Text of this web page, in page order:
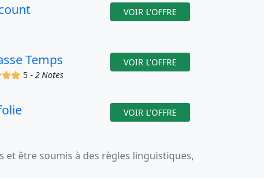
VOIR L'OFFRE
Temps
(x)(x)(x)
5 - 2 Notes
VOIR L'OFFRE
VOIR L'OFFRE
être soumis à des règles linguistiques,